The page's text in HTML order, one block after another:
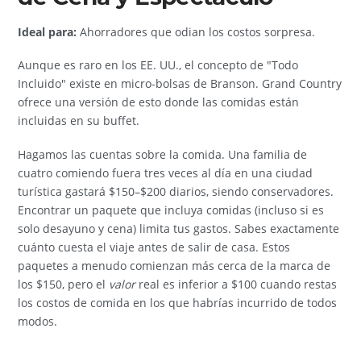
Ideal para: Ahorradores que odian los costos sorpresa.
Aunque es raro en los EE. UU., el concepto de "Todo
Incluido" existe en micro-bolsas de Branson. Grand Country
ofrece una versión de esto donde las comidas están
incluidas en su buffet.
Hagamos las cuentas sobre la comida. Una familia de
cuatro comiendo fuera tres veces al día en una ciudad
turística gastará $150–$200 diarios, siendo conservadores.
Encontrar un paquete que incluya comidas (incluso si es
solo desayuno y cena) limita tus gastos. Sabes exactamente
cuánto cuesta el viaje antes de salir de casa. Estos
paquetes a menudo comienzan más cerca de la marca de
los $150, pero el valorreal es inferior a $100 cuando restas
los costos de comida en los que habrías incurrido de todos
modos.